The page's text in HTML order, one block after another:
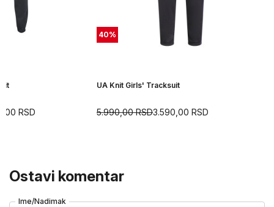
RSD
40%
UA Knit Girls' Tracksuit
3.590,00 RSD
5.990,00RSD
Ostavi komentar
Ime/Nadimak